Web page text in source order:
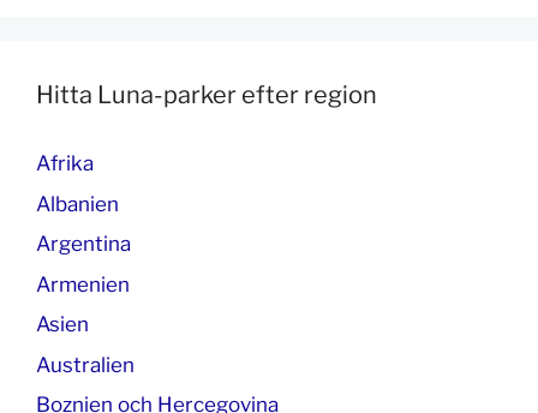
Hitta Luna-parker efter region
Afrika
Albanien
Argentina
Armenien
Asien
Australien
Boznien och Hercegovina